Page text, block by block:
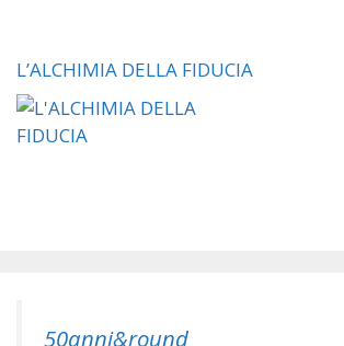
L’ALCHIMIA DELLA FIDUCIA
50anni&round